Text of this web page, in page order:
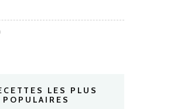
LES PLUS
POPULAIRES